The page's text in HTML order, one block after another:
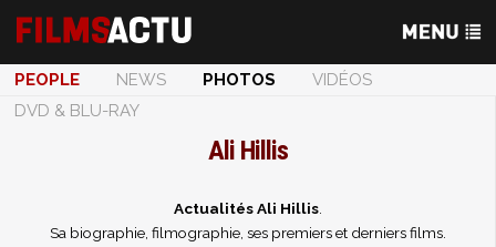
PEOPLE NEWS PHOTOS
VIDÉOS
DVD & BLU-RAY
Ali Hillis
Actualités Ali Hillis.
Sa biographie, filmographie, ses premiers et derniers films.